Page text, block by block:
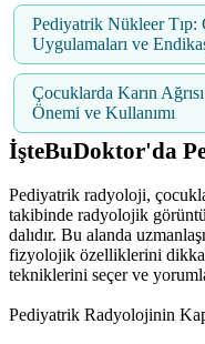
Pediyatrik Nükleer Tıp:
Uygulamaları ve
Çocuklarda Karın
Önemi ve Kullanımı
İşteBuDoktor'da
Pediyatrik radyoloji,
takibinde radyolojik
dalıdır. Bu alanda
fizyolojik özelliklerini
tekniklerini seçer ve
Pediyatrik Radyolojinin